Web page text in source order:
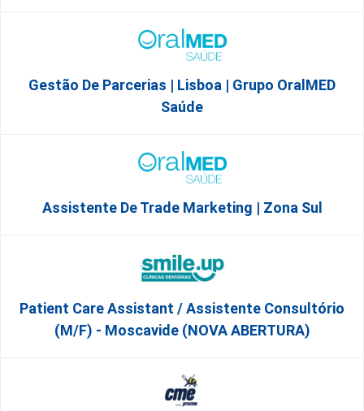
Gestão De Parcerias | Lisboa | Grupo OralMED
Saúde
Assistente De Trade Marketing | Zona Sul
Patient Care Assistant / Assistente Consultório
(M/F) - Moscavide (NOVA ABERTURA)